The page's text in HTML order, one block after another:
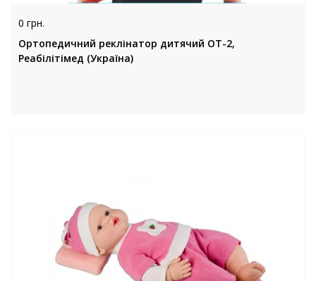
0 грн.
Ортопедичний реклінатор дитячий ОТ-2,
Реабілітімед (Україна)